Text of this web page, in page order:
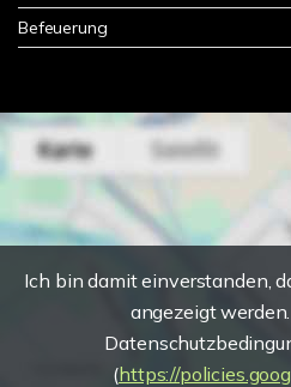
Befeuerung
Ich bin damit einverstanden,
angezeigt
(https://